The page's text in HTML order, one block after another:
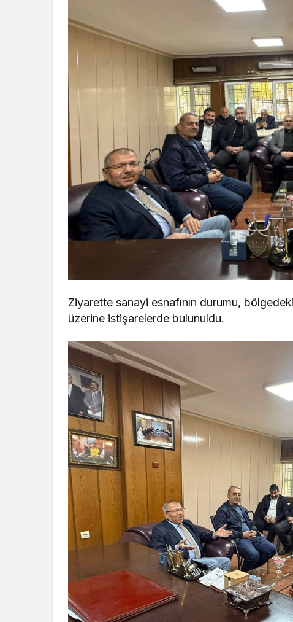
Ziyarette sanayi esnafının durumu,
üzerine istişarelerde bulunuldu.